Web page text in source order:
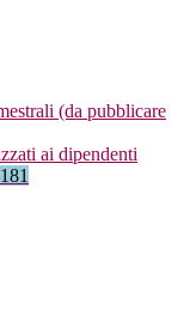
(da pubblicare
ai dipendenti
181